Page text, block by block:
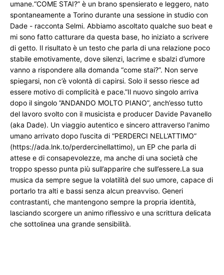
umane.“COME STAI?” è un brano spensierato e leggero, nato
spontaneamente a Torino durante una sessione in studio con
Dade - racconta Selmi. Abbiamo ascoltato qualche suo beat e
mi sono fatto catturare da questa base, ho iniziato a scrivere
di getto. Il risultato è un testo che parla di una relazione poco
stabile emotivamente, dove silenzi, lacrime e sbalzi d’umore
vanno a rispondere alla domanda “come stai?”. Non serve
spiegarsi, non c’è volontà di capirsi. Solo il sesso riesce ad
essere motivo di complicità e pace.”Il nuovo singolo arriva
dopo il singolo ”ANDANDO MOLTO PIANO”, anch’esso tutto
del lavoro svolto con il musicista e producer Davide Pavanello
(aka Dade). Un viaggio autentico e sincero attraverso l'animo
umano arrivato dopo l’uscita di “PERDERCI NELL’ATTIMO”
(https://ada.lnk.to/perdercinellattimo), un EP che parla di
attese e di consapevolezze, ma anche di una società che
troppo spesso punta più sull’apparire che sull’essere.La sua
musica da sempre segue la volatilità del suo umore, capace di
portarlo tra alti e bassi senza alcun preavviso. Generi
contrastanti, che mantengono sempre la propria identità,
lasciando scorgere un animo riflessivo e una scrittura delicata
che sottolinea una grande sensibilità.